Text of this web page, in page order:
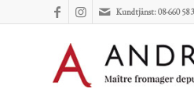
Kundtjänst: 08-660 58